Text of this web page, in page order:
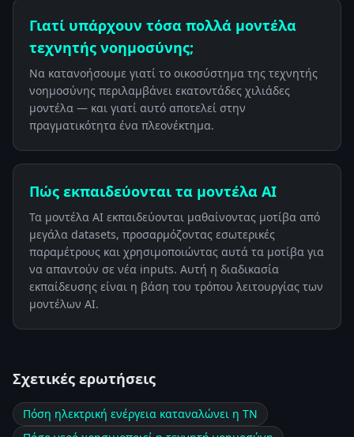
Γιατί υπάρχουν τόσα πολλά μοντέλα
τεχνητής νοημοσύνης;
Να κατανοήσουμε γιατί το οικοσύστημα της τεχνητής
νοημοσύνης περιλαμβάνει εκατοντάδες χιλιάδες
μοντέλα — και γιατί αυτό αποτελεί στην
πραγματικότητα ένα πλεονέκτημα.
Πώς εκπαιδεύονται τα μοντέλα AI
Τα μοντέλα AI εκπαιδεύονται μαθαίνοντας μοτίβα από
μεγάλα datasets, προσαρμόζοντας εσωτερικές
παραμέτρους και χρησιμοποιώντας αυτά τα μοτίβα για
να απαντούν σε νέα inputs. Αυτή η διαδικασία
εκπαίδευσης είναι η βάση του τρόπου λειτουργίας των
μοντέλων AI.
Σχετικές ερωτήσεις
Πόση ηλεκτρική ενέργεια καταναλώνει η ΤΝ